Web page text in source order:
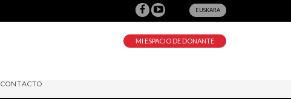
EUSKARA
MI ESPACIO DE DONANTE
CONTACTO